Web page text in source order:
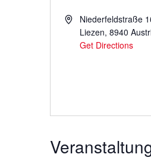
AddressNiederfeldstraße
Liezen, 8940
Get Directions